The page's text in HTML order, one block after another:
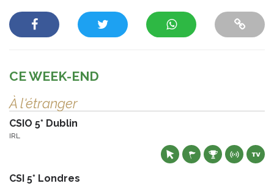
CE WEEK-END
À l'étranger
CSIO 5* Dublin
IRL
CSI 5* Londres